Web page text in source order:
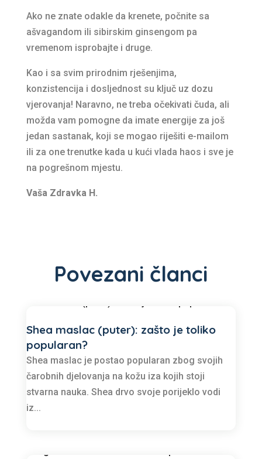
Ako ne znate odakle da krenete, počnite sa
ašvagandom ili sibirskim ginsengom pa
vremenom isprobajte i druge.
Kao i sa svim prirodnim rješenjima,
konzistencija i dosljednost su ključ uz dozu
vjerovanja! Naravno, ne treba očekivati čuda, ali
možda vam pomogne da imate energije za još
jedan sastanak, koji se mogao riješiti e-mailom
ili za one trenutke kada u kući vlada haos i sve je
na pogrešnom mjestu.
Vaša Zdravka H.
Povezani članci
Shea maslac (puter): zašto je toliko
popularan?
Shea maslac je postao popularan zbog svojih
čarobnih djelovanja na kožu iza kojih stoji
stvarna nauka. Shea drvo svoje porijeklo vodi
iz...